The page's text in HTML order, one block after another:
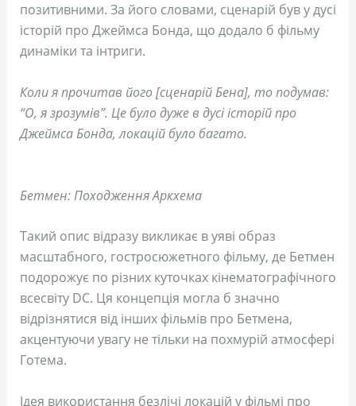
позитивними. За його словами, сценарій був у дусі
історій про Джеймса Бонда, що додало б фільму
динаміки та інтриги.
Коли я прочитав його [сценарій Бена], то подумав:
“О, я зрозумів”. Це було дуже в дусі історій про
Джеймса Бонда, локацій було багато.
Бетмен: Походження Аркхема
Такий опис відразу викликає в уяві образ
масштабного, гостросюжетного фільму, де Бетмен
подорожує по різних куточках кінематографічного
всесвіту DC. Ця концепція могла б значно
відрізнятися від інших фільмів про Бетмена,
акцентуючи увагу не тільки на похмурій атмосфері
Готема.
Ідея використання безлічі локацій у фільмі про